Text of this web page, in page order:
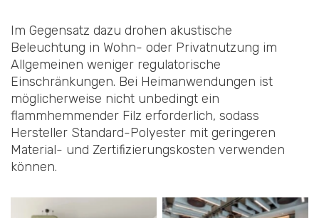
Im Gegensatz dazu drohen akustische
Beleuchtung in Wohn- oder Privatnutzung im
Allgemeinen weniger regulatorische
Einschränkungen. Bei Heimanwendungen ist
möglicherweise nicht unbedingt ein
flammhemmender Filz erforderlich, sodass
Hersteller Standard-Polyester mit geringeren
Material- und Zertifizierungskosten verwenden
können.